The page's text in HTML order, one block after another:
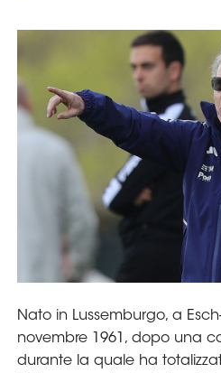
Women
Serie
Femminile
delle
nazionali
Assicurazione